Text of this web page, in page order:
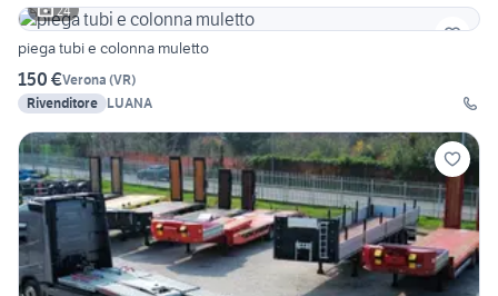
24
piega tubi e colonna muletto
150 €Verona (VR)
Rivenditore LUANA